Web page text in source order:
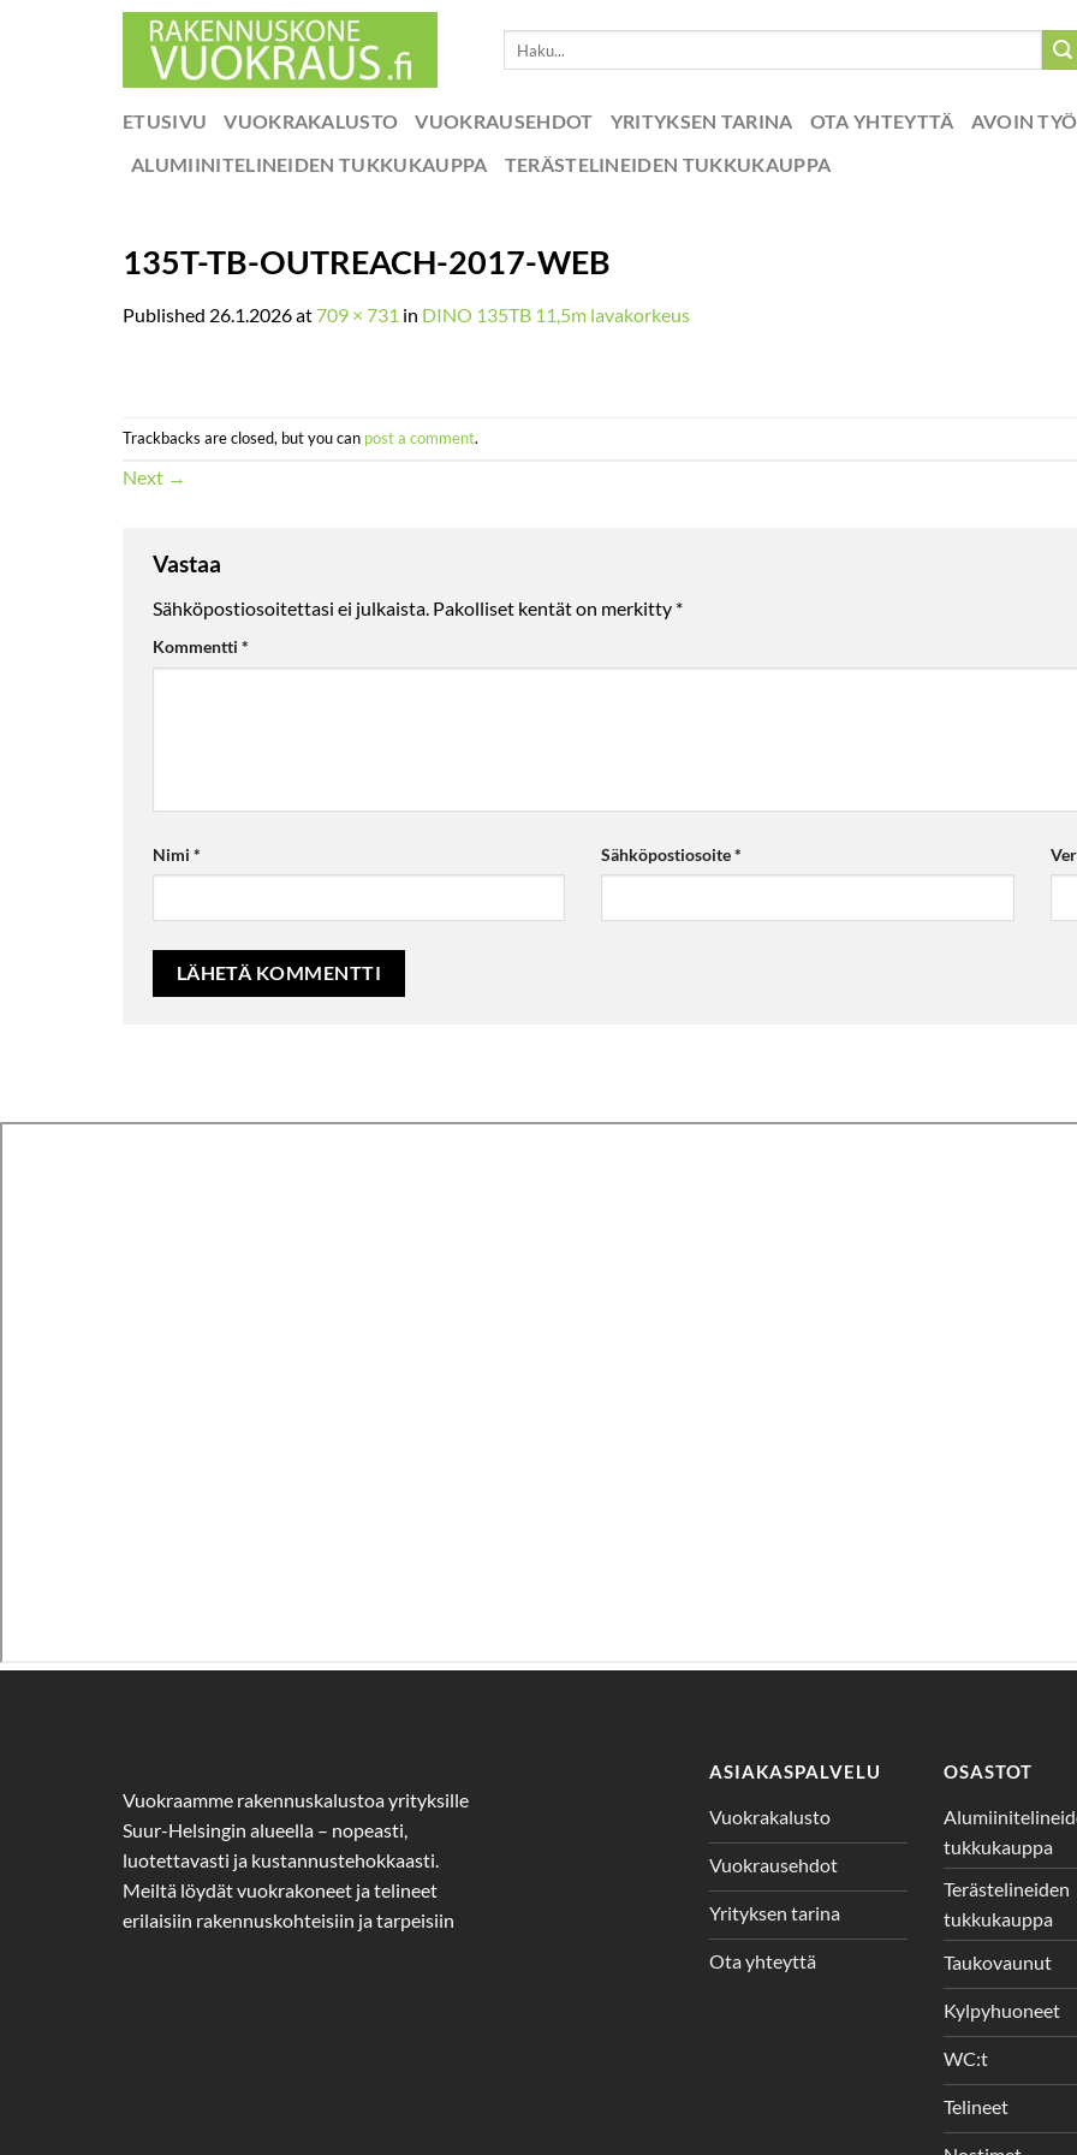
ETUSIVU VUOKRAKALUSTO VUOKRAUSEHDOT YRITYKSEN TARINA OTA YHTEYTTÄ
AVOIN
ALUMIINITELINEIDEN TUKKUKAUPPA
TERÄSTELINEIDEN TUKKUKAUPPA
135T-TB-OUTREACH-2017-WEB
Published 26.1.2026at 709 × 731 in DINO 135TB 11,5m lavakorkeus
Trackbacks are closed, but you can post a comment.
Next →
Vastaa
Sähköpostiosoitettasi ei julkaista. Pakolliset kentät on merkitty *
Kommentti *
Nimi * Sähköpostiosoite*
Vuokraamme rakennuskalustoa yrityksille
Suur-Helsingin alueella – nopeasti,
luotettavasti ja kustannustehokkaasti.
Meiltä löydät vuokrakoneet ja telineet
erilaisiin rakennuskohteisiin ja tarpeisiin
ASIAKASPALVELU
Vuokrakalusto
Vuokrausehdot
Yrityksen tarina
Ota yhteyttä
OSASTOT
tukkukauppa
Terästelineiden
tukkukauppa
Taukovaunut
Kylpyhuoneet
WC:t
Telineet